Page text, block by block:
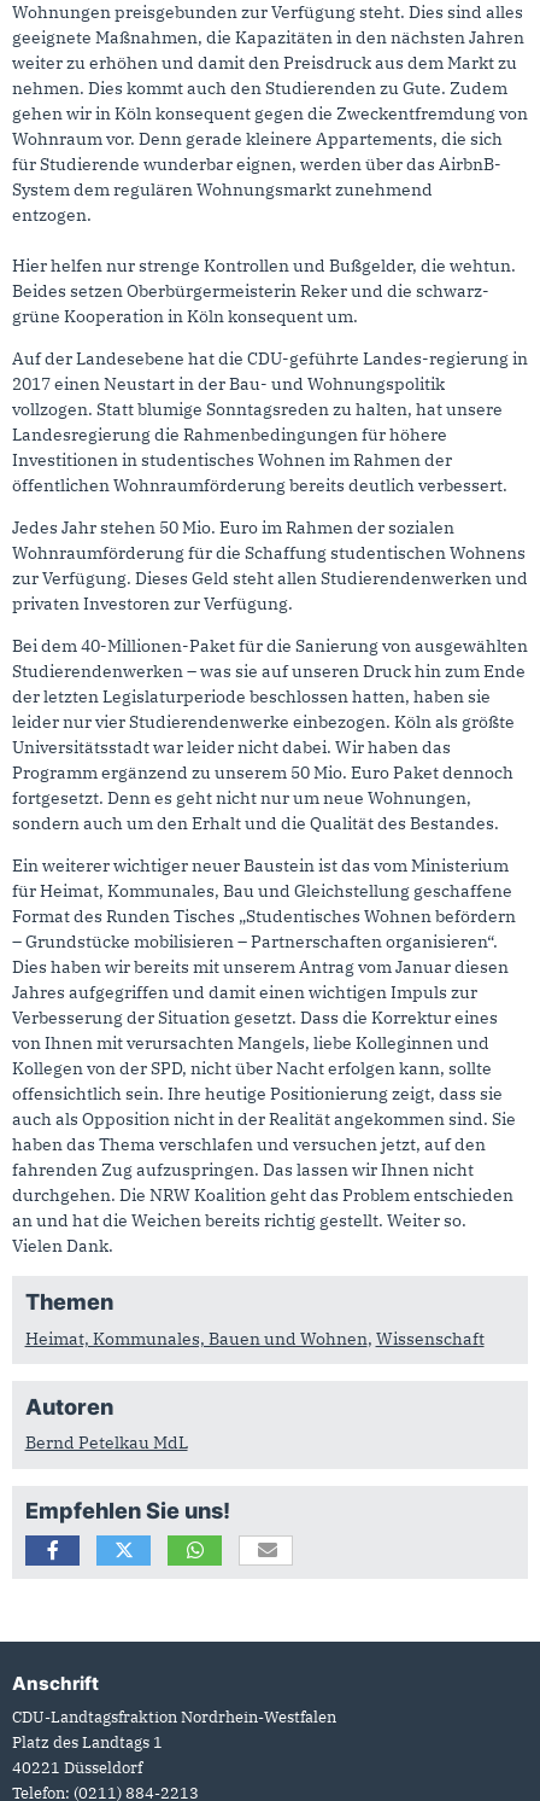
Wohnungen preisgebunden zur Verfügung steht. Dies sind alles
geeignete Maßnahmen, die Kapazitäten in den nächsten Jahren
weiter zu erhöhen und damit den Preisdruck aus dem Markt zu
nehmen. Dies kommt auch den Studierenden zu Gute. Zudem
gehen wir in Köln konsequent gegen die Zweckentfremdung von
Wohnraum vor. Denn gerade kleinere Appartements, die sich
für Studierende wunderbar eignen, werden über das AirbnB-
System dem regulären Wohnungsmarkt zunehmend
entzogen.
Hier helfen nur strenge Kontrollen und Bußgelder, die wehtun.
Beides setzen Oberbürgermeisterin Reker und die schwarz-
grüne Kooperation in Köln konsequent um.
Auf der Landesebene hat die CDU-geführte Landes-regierung in
2017 einen Neustart in der Bau- und Wohnungspolitik
vollzogen. Statt blumige Sonntagsreden zu halten, hat unsere
Landesregierung die Rahmenbedingungen für höhere
Investitionen in studentisches Wohnen im Rahmen der
öffentlichen Wohnraumförderung bereits deutlich verbessert.
Jedes Jahr stehen 50 Mio. Euro im Rahmen der sozialen
Wohnraumförderung für die Schaffung studentischen Wohnens
zur Verfügung. Dieses Geld steht allen Studierendenwerken und
privaten Investoren zur Verfügung.
Bei dem 40-Millionen-Paket für die Sanierung von ausgewählten
Studierendenwerken – was sie auf unseren Druck hin zum Ende
der letzten Legislaturperiode beschlossen hatten, haben sie
leider nur vier Studierendenwerke einbezogen. Köln als größte
Universitätsstadt war leider nicht dabei. Wir haben das
Programm ergänzend zu unserem 50 Mio. Euro Paket dennoch
fortgesetzt. Denn es geht nicht nur um neue Wohnungen,
sondern auch um den Erhalt und die Qualität des Bestandes.
Ein weiterer wichtiger neuer Baustein ist das vom Ministerium
für Heimat, Kommunales, Bau und Gleichstellung geschaffene
Format des Runden Tisches „Studentisches Wohnen befördern
– Grundstücke mobilisieren – Partnerschaften organisieren“.
Dies haben wir bereits mit unserem Antrag vom Januar diesen
Jahres aufgegriffen und damit einen wichtigen Impuls zur
Verbesserung der Situation gesetzt. Dass die Korrektur eines
von Ihnen mit verursachten Mangels, liebe Kolleginnen und
Kollegen von der SPD, nicht über Nacht erfolgen kann, sollte
offensichtlich sein. Ihre heutige Positionierung zeigt, dass sie
auch als Opposition nicht in der Realität angekommen sind. Sie
haben das Thema verschlafen und versuchen jetzt, auf den
fahrenden Zug aufzuspringen. Das lassen wir Ihnen nicht
durchgehen. Die NRW Koalition geht das Problem entschieden
an und hat die Weichen bereits richtig gestellt. Weiter so.
Vielen Dank.
Themen
Heimat, Kommunales, Bauen und Wohnen, Wissenschaft
Autoren
Bernd Petelkau MdL
Empfehlen Sie uns!
Fußbereich
Anschrift
CDU-Landtagsfraktion Nordrhein-Westfalen
Platz des Landtags 1
40221 Düsseldorf
Telefon: (0211) 884-2213